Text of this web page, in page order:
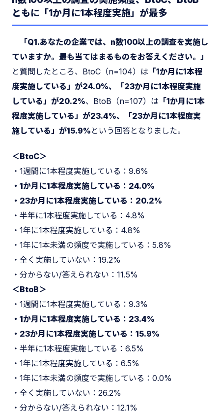
ともに「1か月に1本程度実施」が最多
「Q1.あなたの企業では、n数100以上の調査を実施し
ていますか。最も当てはまるものをお答えください。」
と質問したところ、BtoC（n=104）は 「1か月に1本程
度実施している」が24.0%、「23か月に1本程度実施
している」が20.2%、BtoB（n=107）は 「1か月に1本
程度実施している」が23.4%、「23か月に1本程度実
施している」が15.9% という回答となりました。
＜BtoC＞
・1週間に1本程度実施している：9.6%
・1か月に1本程度実施している：24.0%
・23か月に1本程度実施している：20.2%
・半年に1本程度実施している：4.8%
・1年に1本程度実施している：4.8%
・1年に1本未満の頻度で実施している：5.8%
・全く実施していない：19.2%
・分からない/答えられない：11.5%
＜BtoB＞
・1週間に1本程度実施している：9.3%
・1か月に1本程度実施している：23.4%
・23か月に1本程度実施している：15.9%
・半年に1本程度実施している：6.5%
・1年に1本程度実施している：6.5%
・1年に1本未満の頻度で実施している：0.0%
・全く実施していない：26.2%
・分からない/答えられない：12.1%